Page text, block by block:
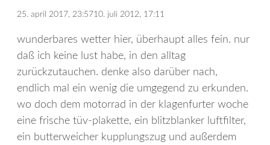
25. april 2017, 23:5710. juli 2012, 17:11
wunderbares wetter hier, überhaupt alles fein. nur
daß ich keine lust habe, in den alltag
zurückzutauchen. denke also darüber nach,
endlich mal ein wenig die umgegend zu erkunden.
wo doch dem motorrad in der klagenfurter woche
eine frische tüv-plakette, ein blitzblanker luftfilter,
ein butterweicher kupplungszug und außerdem